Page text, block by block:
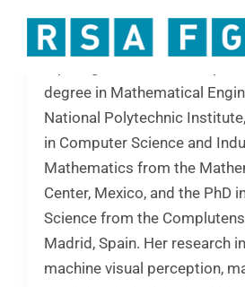
content
Researcher
degree in Mathematical
National Polytechnic
in Computer Science and
Mathematics from the
Center, Mexico, and the PhD
Science from the
Madrid, Spain. Her research
machine visual perception,